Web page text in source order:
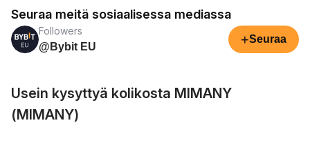
Seuraa meitä sosiaalisessa mediassa
Followers
@Bybit EU
+Seuraa
Usein kysyttyä kolikosta MIMANY
(MIMANY)